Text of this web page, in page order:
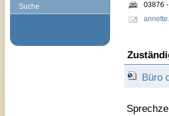
Suche
03876
Büro